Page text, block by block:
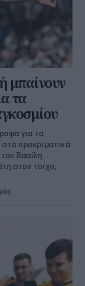
μπαίνουν
τα
για τα
στα προκριματικά
Βασίλη
στον τοίχο,